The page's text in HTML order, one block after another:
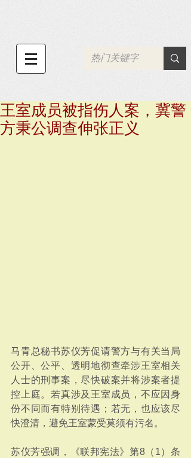
王室成员被指伤人案，冀警
方秉公调查伸张正义
马青总秘书苏仪芳促请警方与有关当局
公开、公平、透明地彻查牵涉王室相关
人士的刑事案，尽快破案并将涉案者提
控上庭。若真涉及王室成员，不应因身
份不同而有特别待遇；若无，也应该尽
快澄清，避免王室蒙受莫须有污名。
苏仪芳强调，《联邦宪法》第8（1）条